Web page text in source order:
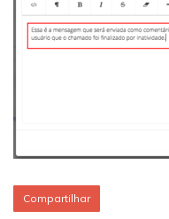
Compartilhar